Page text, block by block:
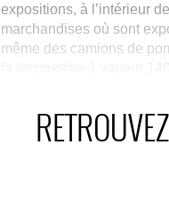
expositions, à l’intérieur
marchandises où sont
même des camions de